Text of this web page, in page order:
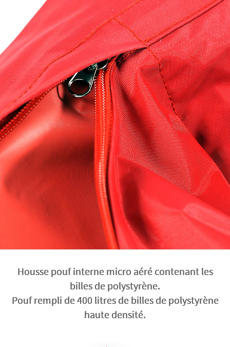
Housse pouf interne micro aéré contenant les
billes de polystyrène.
Pouf rempli de 400 litres de billes de polystyrène
haute densité.